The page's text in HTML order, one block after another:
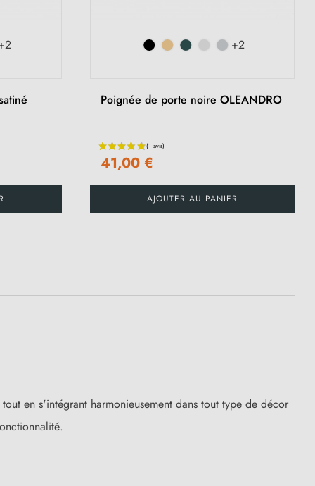
+2
Poignée de porte noire OLEANDRO
41,00 €
AJOUTER AU PANIER
en s'intégrant harmonieusement dans tout type de décor